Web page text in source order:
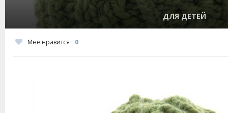
ДЛЯ ДЕТЕЙ
Мне нравится 0